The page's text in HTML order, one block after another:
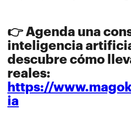
👉 Agenda una
inteligencia
descubre cómo
reales:
https://
ia